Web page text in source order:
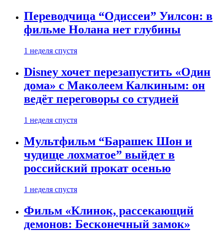
Переводчица “Одиссеи” Уилсон: в
фильме Нолана нет глубины
1 неделя спустя
Disney хочет перезапустить «Один
дома» с Маколеем Калкиным: он
ведёт переговоры со студией
1 неделя спустя
Мультфильм “Барашек Шон и
чудище лохматое” выйдет в
российский прокат осенью
1 неделя спустя
Фильм «Клинок, рассекающий
демонов: Бесконечный замок»